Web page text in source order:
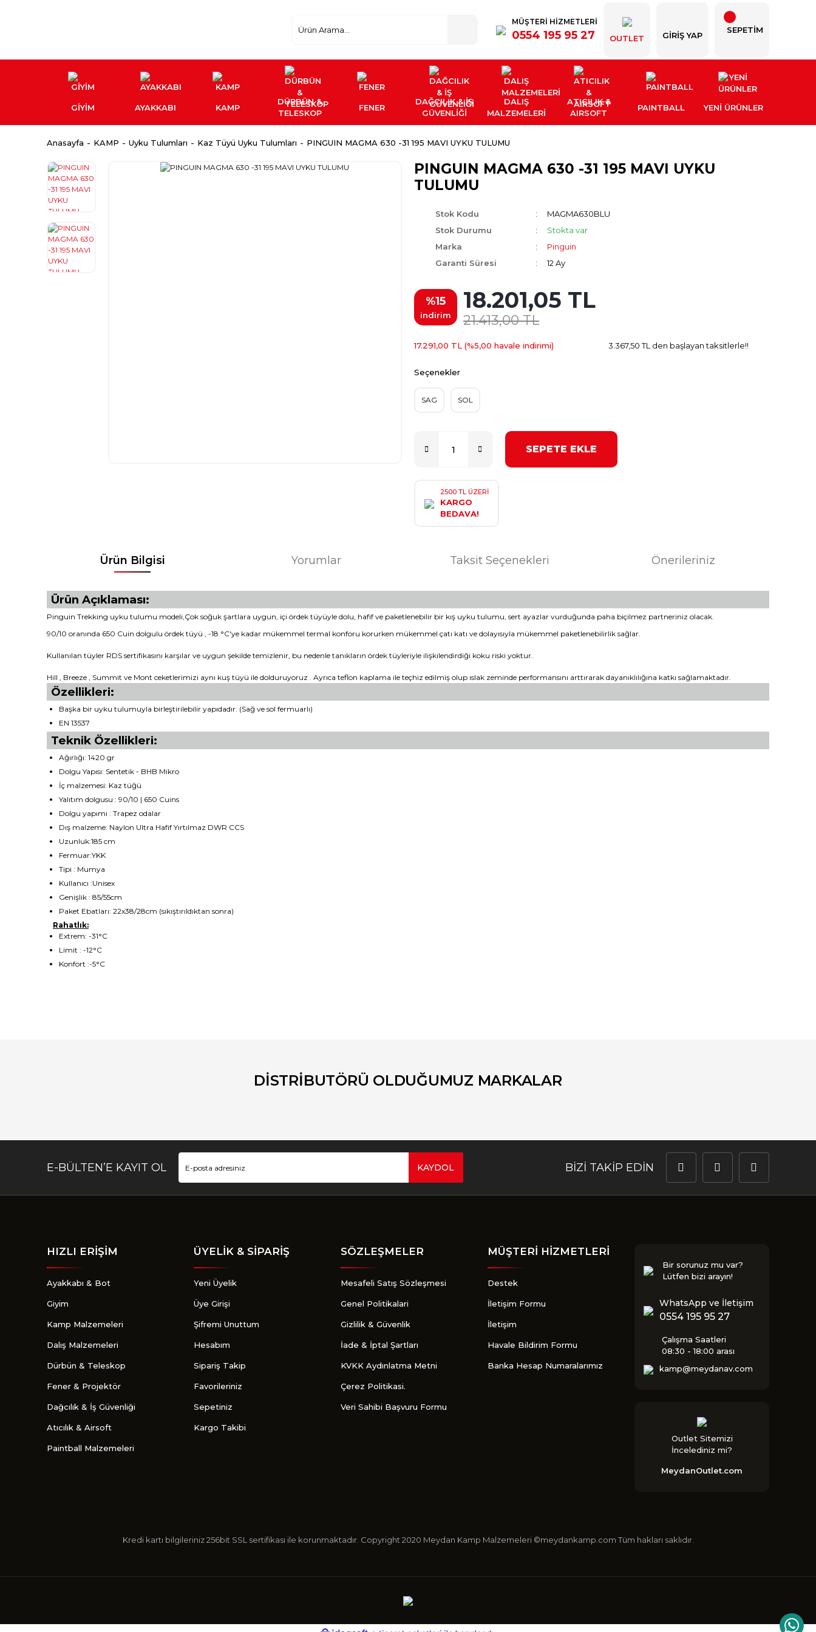
MÜŞTERİ HİZMETLERİ
0554 195 95 27 OUTLET GIRIŞ YAP
SEPETİM
GİYİM AYAKKABI KAMP
DÜRBÜN &
TELESKOP
FENER
DAĞCILIK & İŞ
GÜVENLİĞİ
DALIŞ
MALZEMELERİ
ATICILIK &
AIRSOFT
PAINTBALL YENI ÜRÜNLER
Anasayfa KAMP Uyku Tulumları Kaz Tüyü Uyku Tulumları PINGUIN MAGMA 630 -31 195 MAVI UYKU TULUMU
PINGUIN MAGMA 630 -31 195 MAVI UYKU
TULUMU
Stok Kodu
MAGMA630BLU
Stok Durumu
Stokta var
Marka
Pinguin
Garanti Süresi
12 Ay
%15
indirim
18.201,05 TL
21.413,00 TL
17.291,00 TL (%5,00 havale indirimi) 3.367,50 TL den başlayan taksitlerle!!
Seçenekler
SAG SOL
SEPETE EKLE
2500 TL ÜZERİ
KARGO
BEDAVA!
Ürün Bilgisi Yorumlar Taksit Seçenekleri Önerileriniz
Ürün Açıklaması:
Pinguin Trekking uyku tulumu modeli,Çok soğuk şartlara uygun, içi ördek tüyüyle dolu, hafif ve paketlenebilir bir kış uyku tulumu, sert ayazlar vurduğunda paha biçilmez partneriniz olacak.
90/10 oranında 650 Cuin dolgulu ördek tüyü , -18 °C'ye kadar mükemmel termal konforu korurken mükemmel çatı katı ve dolayısıyla mükemmel paketlenebilirlik sağlar.
Kullanılan tüyler RDS sertifikasını karşılar ve uygun şekilde temizlenir, bu nedenle tanıkların ördek tüyleriyle ilişkilendirdiği koku riski yoktur.
Hill , Breeze , Summit ve Mont ceketlerimizi aynı kuş tüyü ile dolduruyoruz . Ayrıca teflon kaplama ile teçhiz edilmiş olup ıslak zeminde performansını arttırarak dayanıklılığına katkı sağlamaktadır.
Özellikleri:
Başka bir uyku tulumuyla birleştirilebilir yapıdadır. (Sağ ve sol fermuarlı)
EN 13537
Teknik Özellikleri:
Ağırlığı: 1420 gr
Dolgu Yapısı: Sentetik - BHB Mikro
İç malzemesi: Kaz tüğü
Yalıtım dolgusu : 90/10 | 650 Cuins
Dolgu yapımı : Trapez odalar
Dış malzeme: Naylon Ultra Hafif Yırtılmaz DWR CCS
Uzunluk:185 cm
Fermuar:YKK
Tipi : Mumya
Kullanıcı :Unisex
Genişlik : 85/55cm
Paket Ebatları: 22x38/28cm (sıkıştırıldıktan sonra)
Rahatlık:
Extrem: -31°C
Limit : -12°C
Konfort :-5°C
Yorum Yaz
DİSTRİBUTÖRÜ OLDUĞUMUZ MARKALAR
E-BÜLTEN’E KAYIT OL KAYDOL BİZİ TAKİP EDİN
HIZLI ERİŞİM
Ayakkabı & Bot
Giyim
Kamp Malzemeleri
Dalış Malzemeleri
Dürbün & Teleskop
Fener & Projektör
Dağcılık & İş Güvenliği
Atıcılık & Airsoft
Paintball Malzemeleri
ÜYELİK & SİPARİŞ
Yeni Üyelik
Üye Girişi
Şifremi Unuttum
Hesabım
Sipariş Takip
Favorileriniz
Sepetiniz
Kargo Takibi
SÖZLEŞMELER
Mesafeli Satış Sözleşmesi
Genel Politikalari
Gizlilik & Güvenlik
İade & İptal Şartları
KVKK Aydınlatma Metni
Çerez Politikasi.
Veri Sahibi Başvuru Formu
MÜŞTERİ HİZMETLERİ
Destek
İletişim Formu
İletişim
Havale Bildirim Formu
Banka Hesap Numaralarımız
Bir sorunuz mu var?
Lütfen bizi arayın!
WhatsApp ve İletişim
0554 195 95 27
Çalışma Saatleri
08:30 - 18:00 arası
kamp@meydanav.com
Outlet Sitemizi
İncelediniz mi?
MeydanOutlet.com
Kredi kartı bilgileriniz 256bit SSL sertifikası ile korunmaktadır. Copyright 2020 Meydan Kamp Malzemeleri ©meydankamp.com Tüm hakları saklıdır.